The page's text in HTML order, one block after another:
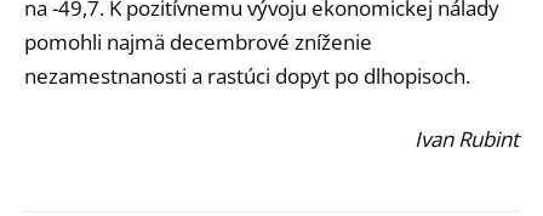
na -49,7. K pozitívnemu vývoju ekonomickej nálady
pomohli najmä decembrové zníženie
nezamestnanosti a rastúci dopyt po dlhopisoch.
Ivan Rubint